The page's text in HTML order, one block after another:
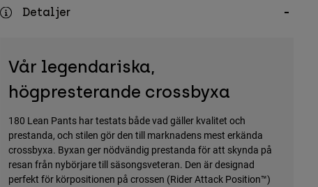
Detaljer
Vår legendariska,
högpresterande crossbyxa
180 Lean Pants har testats både vad gäller kvalitet och
prestanda, och stilen gör den till marknadens mest erkända
crossbyxa. Byxan ger nödvändig prestanda för att skynda på
resan från nybörjare till säsongsveteran. Den är designad
perfekt för körpositionen på crossen (Rider Attack Position™)